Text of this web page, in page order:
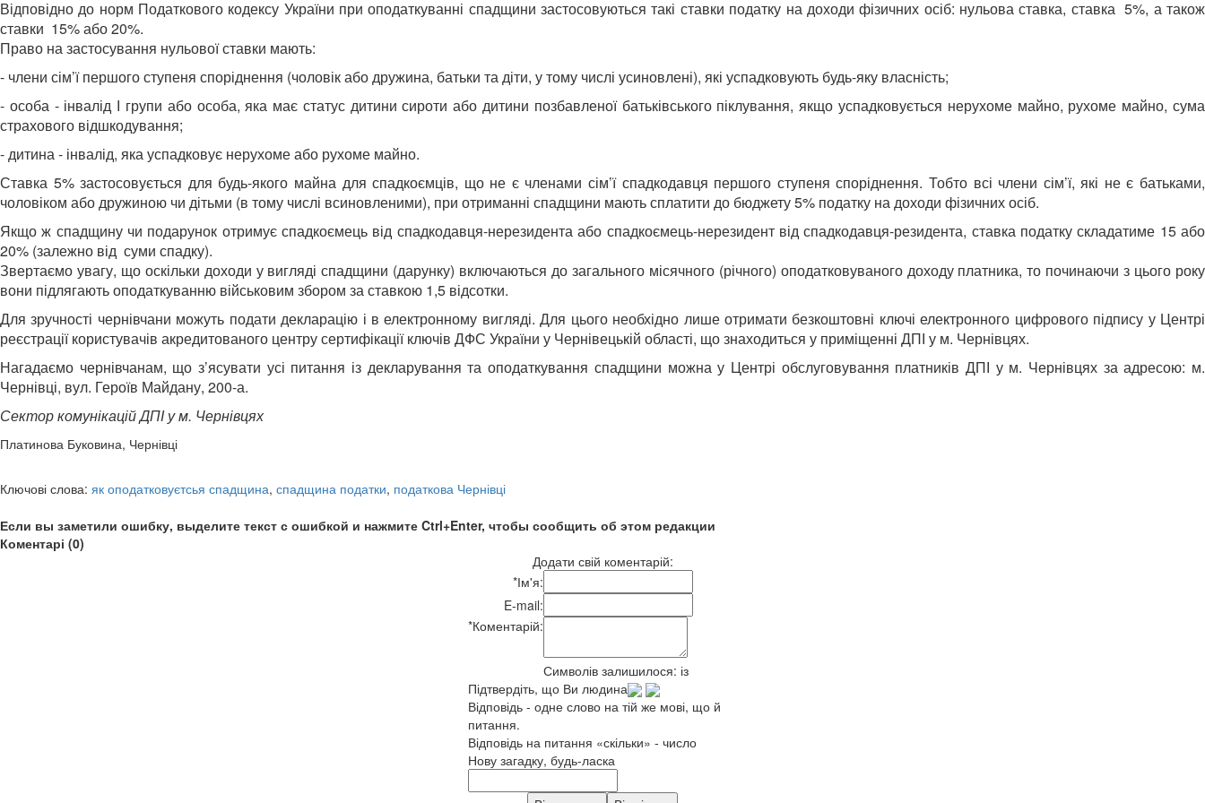
Відповідно до норм Податкового кодексу України при оподаткуванні спадщини застосовуються такі ставки податку на доходи фізичних осіб: нульова ставка, ставка 5%, а також
ставки 15% або 20%.
Право на застосування нульової ставки мають:
- члени сім’ї першого ступеня споріднення (чоловік або дружина, батьки та діти, у тому числі усиновлені), які успадковують будь-яку власність;
- особа - інвалід І групи або особа, яка має статус дитини сироти або дитини позбавленої батьківського піклування, якщо успадковується нерухоме майно, рухоме майно, сума
страхового відшкодування;
- дитина - інвалід, яка успадковує нерухоме або рухоме майно.
Ставка 5% застосовується для будь-якого майна для спадкоємців, що не є членами сім’ї спадкодавця першого ступеня споріднення. Тобто всі члени сім’ї, які не є батьками,
чоловіком або дружиною чи дітьми (в тому числі всиновленими), при отриманні спадщини мають сплатити до бюджету 5% податку на доходи фізичних осіб.
Якщо ж спадщину чи подарунок отримує спадкоємець від спадкодавця-нерезидента або спадкоємець-нерезидент від спадкодавця-резидента, ставка податку складатиме 15 або
20% (залежно від суми спадку).
Звертаємо увагу, що оскільки доходи у вигляді спадщини (дарунку) включаються до загального місячного (річного) оподатковуваного доходу платника, то починаючи з цього року
вони підлягають оподаткуванню військовим збором за ставкою 1,5 відсотки.
Для зручності чернівчани можуть подати декларацію і в електронному вигляді. Для цього необхідно лише отримати безкоштовні ключі електронного цифрового підпису у Центрі
реєстрації користувачів акредитованого центру сертифікації ключів ДФС України у Чернівецькій області, що знаходиться у приміщенні ДПІ у м. Чернівцях.
Нагадаємо чернівчанам, що з’ясувати усі питання із декларування та оподаткування спадщини можна у Центрі обслуговування платників ДПІ у м. Чернівцях за адресою: м.
Чернівці, вул. Героїв Майдану, 200-а.
Сектор комунікацій ДПІ у м. Чернівцях
Платинова Буковина, Чернівці
Ключові слова: як оподатковуєтсья спадщина, спадщина податки, податкова Чернівці
Если вы заметили ошибку, выделите текст с ошибкой и нажмите Ctrl+Enter, чтобы сообщить об этом редакции
Коментарі (0)
Додати свій коментарій:
*Ім'я:
E-mail:
*Коментарій:
Символів залишилося: із
Підтвердіть, що Ви людина
Відповідь - одне слово на тій же мові, що й
питання.
Відповідь на питання «скільки» - число
Нову загадку, будь-ласка